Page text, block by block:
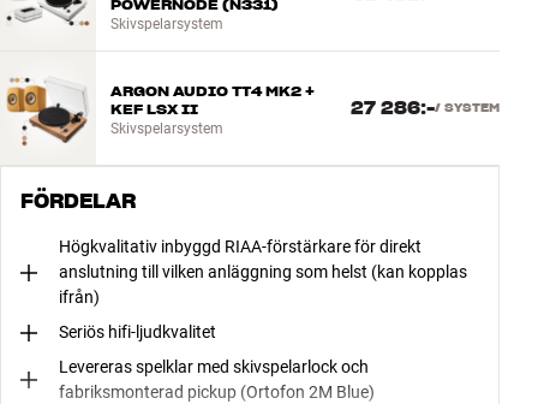
POWERNODE (N331)
Skivspelarsystem
ARGON AUDIO TT4 MK2 +
KEF LSX II
Skivspelarsystem
27 286:-/ SYSTEM
FÖRDELAR
Högkvalitativ inbyggd RIAA-förstärkare för direkt
anslutning till vilken anläggning som helst (kan kopplas
ifrån)
Seriös hifi-ljudkvalitet
Levereras spelklar med skivspelarlock och
fabriksmonterad pickup (Ortofon 2M Blue)